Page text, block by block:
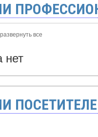
развернуть все
нет